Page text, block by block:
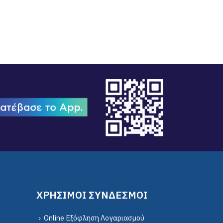
ΧΡΗΣΙΜΟΙ ΣΥΝΔΕΣΜΟΙ
Online Εξόφληση Λογαριασμού